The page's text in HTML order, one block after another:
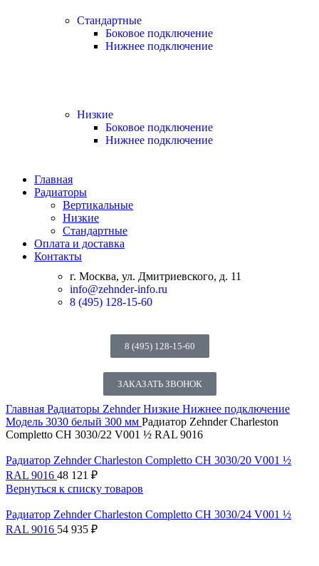
Стандартные
Боковое подключение
Нижнее подключение
Низкие
Боковое подключение
Нижнее подключение
Главная
Радиаторы
Вертикальные
Низкие
Стандартные
Оплата и доставка
Контакты
г. Москва, ул. Дмитриевского, д. 11
info@zehnder-info.ru
8 (495) 128-15-60
8 (495) 128-15-60
ЗАКАЗАТЬ ЗВОНОК
Главная Радиаторы ZehnderНизкие Нижнее подключение
Модель 3030 белый 300 мм Радиатор Zehnder Charleston
Completto CH 3030/22 V001 ½ RAL 9016
Радиатор Zehnder Charleston Completto CH 3030/20 V001 ½
RAL 9016 48 121 ₽
Вернуться к списку товаров
Радиатор Zehnder Charleston Completto CH 3030/24 V001 ½
RAL 9016 54 935 ₽